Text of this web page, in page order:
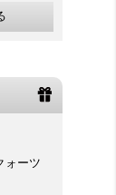
ォーツ